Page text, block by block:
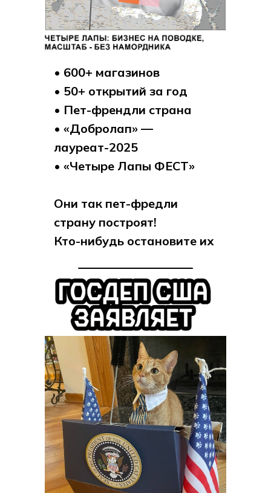
• 600+ магазинов
• 50+ открытий за год
• Пет-френдли страна
• «Добролап» —
лауреат-2025
• «Четыре Лапы ФЕСТ»
Они так пет-фредли
страну построят!
Кто-нибудь остановите их